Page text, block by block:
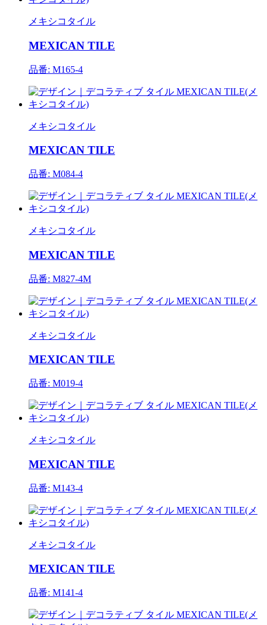
メキシコタイル
MEXICAN TILE
品番: M165-4
メキシコタイル
MEXICAN TILE
品番: M084-4
メキシコタイル
MEXICAN TILE
品番: M827-4M
メキシコタイル
MEXICAN TILE
品番: M019-4
メキシコタイル
MEXICAN TILE
品番: M143-4
メキシコタイル
MEXICAN TILE
品番: M141-4